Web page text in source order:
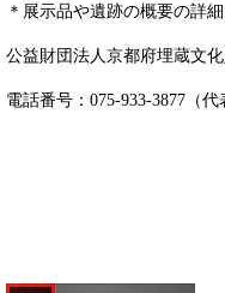
＊展示品や遺跡の概要の詳
公益財団法人京都府埋蔵文
電話番号：075‐933‐3877（代